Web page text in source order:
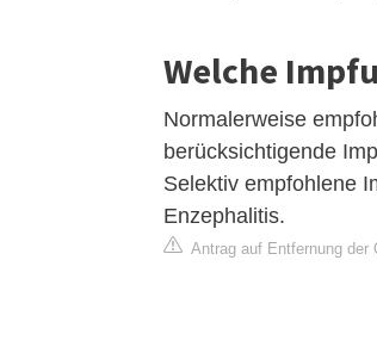
Welche
Normalerweise
berücksichtigende
Selektiv empfohlene
Enzephalitis.
Antrag auf Entfernung der